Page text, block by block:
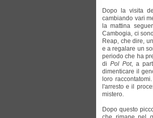
Dopo la visita
cambiando vari
la mattina
Cambogia, ci
Reap, che dire,
e a regalare un
periodo che ha
di Pol Pot, a
dimenticare il
loro
l'arresto e il
mistero.
Dopo questo